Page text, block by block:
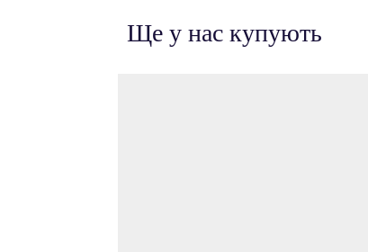
Ще у нас купують